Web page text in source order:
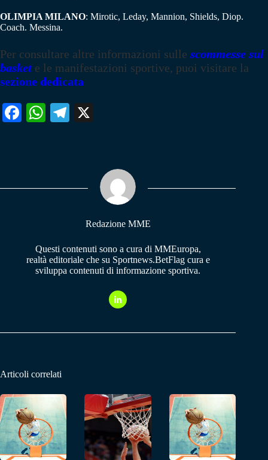
OLIMPIA MILANO: Mirotic, Leday, Mannion, Shields, Diop.
Coach. Messina.
Per consultare altre informazioni sulle scommesse sul
basket e le manifestazioni sportive, puoi visitare la
sezione dedicata
Fa W
pp
Te
m
Redazione MME
Questi contenuti sono a cura di MMEuropa,
realtà editoriale che su Sportnews.BetFlag cura e
sviluppa contenuti di informazione sportiva.
Articoli correlati